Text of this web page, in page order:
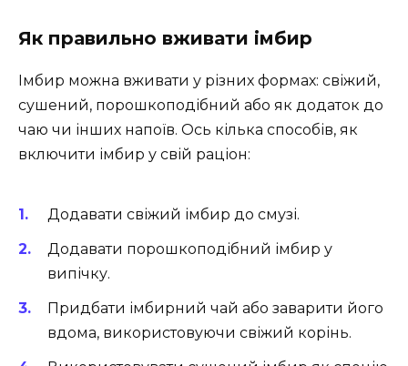
Як правильно вживати імбир
Імбир можна вживати у різних формах: свіжий,
сушений, порошкоподібний або як додаток до
чаю чи інших напоїв. Ось кілька способів, як
включити імбир у свій раціон:
Додавати свіжий імбир до смузі.
Додавати порошкоподібний імбир у
випічку.
Придбати імбирний чай або заварити його
вдома, використовуючи свіжий корінь.